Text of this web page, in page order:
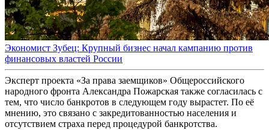
Экономист Зубец: Крупный бизнес начал кампанию против
финансовых властей России
Эксперт проекта «За права заемщиков» Общероссийского
народного фронта Александра Пожарская также согласилась с
тем, что число банкротов в следующем году вырастет. По её
мнению, это связано с закредитованностью населения и
отсутствием страха перед процедурой банкротства.